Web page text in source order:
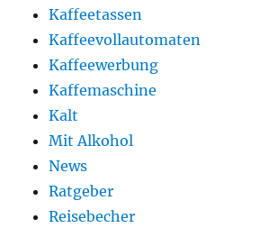
Kaffeetassen
Kaffeevollautomaten
Kaffeewerbung
Kaffemaschine
Kalt
Mit Alkohol
News
Ratgeber
Reisebecher